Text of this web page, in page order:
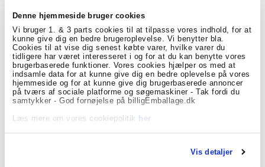
Denne hjemmeside bruger cookies
Vi bruger 1. & 3 parts cookies til at tilpasse vores indhold, for at
kunne give dig en bedre brugeroplevelse. Vi benytter bla.
Cookies til at vise dig senest købte varer, hvilke varer du
tidligere har været interesseret i og for at du kan benytte vores
brugerbaserede funktioner. Vores cookies hjælper os med at
indsamle data for at kunne give dig en bedre oplevelse på vores
hjemmeside og for at kunne give dig brugerbaserede annoncer
på tværs af sociale platforme og søgemaskiner - Tak fordi du
samtykker - God fornøjelse på billigEmballage.dk
Læs mere om vores cookiepolitik
her
Vis detaljer
Beskrivelse Specifikationer
Punkteringshjælp med denne dåse fra Tyreweld - hele
300ml. du får både pumpet og lappet dit punkterede dæk.
Ha altid en dåse punkteringshjælp i din bil, så er du
hurtigt klar til at kører videre skulle du være så uheldig
at punkterer.
Brugsbevjedning: Skru slangen på, drej ventilen og